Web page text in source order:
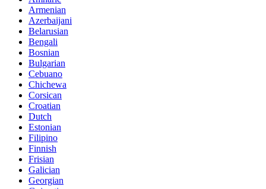
Armenian
Azerbaijani
Belarusian
Bengali
Bosnian
Bulgarian
Cebuano
Chichewa
Corsican
Croatian
Dutch
Estonian
Filipino
Finnish
Frisian
Galician
Georgian